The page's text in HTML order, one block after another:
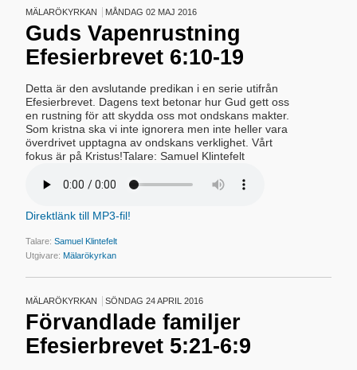
MÄLARÖKYRKAN MÅNDAG 02 MAJ 2016
Guds Vapenrustning
Efesierbrevet 6:10-19
Detta är den avslutande predikan i en serie utifrån
Efesierbrevet. Dagens text betonar hur Gud gett oss
en rustning för att skydda oss mot ondskans makter.
Som kristna ska vi inte ignorera men inte heller vara
överdrivet upptagna av ondskans verklighet. Vårt
fokus är på Kristus!Talare: Samuel Klintefelt
Direktlänk till MP3-fil!
Talare:Samuel Klintefelt
Utgivare:Mälarökyrkan
MÄLARÖKYRKAN SÖNDAG 24 APRIL 2016
Förvandlade familjer
Efesierbrevet 5:21-6:9